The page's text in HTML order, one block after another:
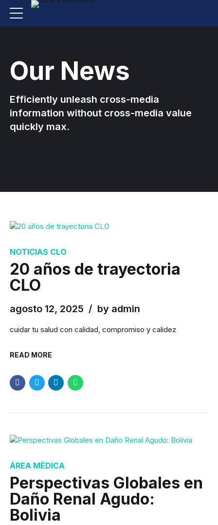
Our News
Efficiently unleash cross-media
information without cross-media value
quickly max.
NOTICIAS CLO
20 años de trayectoria
CLO
agosto 12, 2025 by admin
cuidar tu salud con calidad, compromiso y calidez
READ MORE
ÁREA MÉDICA
Perspectivas Globales en
Daño Renal Agudo:
Bolivia